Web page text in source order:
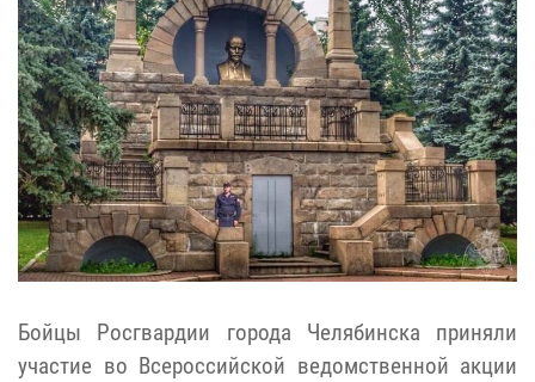
Бойцы Росгвардии города Челябинска приняли
участие во Всероссийской ведомственной акции